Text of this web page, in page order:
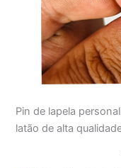
Pin de lapela
latão de alta